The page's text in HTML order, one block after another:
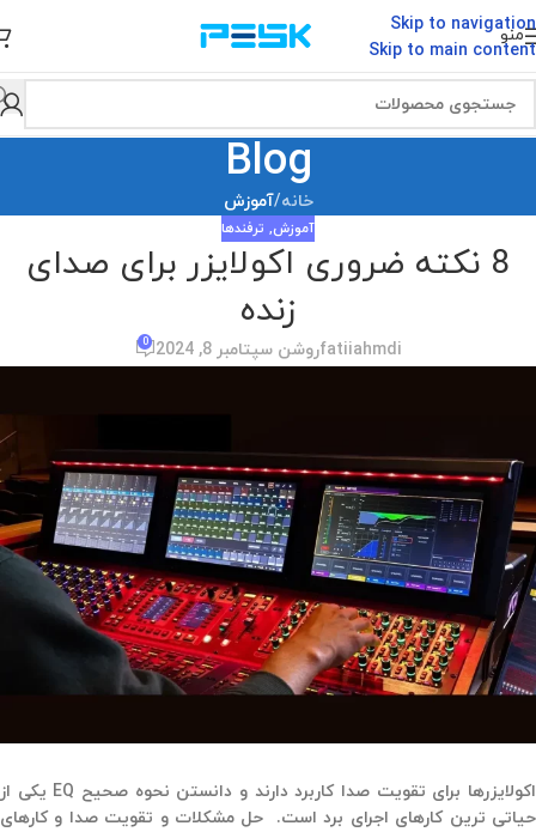
Skip to navigation
Skip to main content
منو
Blog
خانه/آموزش
آموزش, ترفندها
8 نکته ضروری اکولایزر برای صدای
زنده
fatiiahmdiروشن سپتامبر 8, 2024 0
اکولایزرها برای تقویت صدا کاربرد دارند و دانستن نحوه صحیح EQ یکی از
حیاتی ترین کارهای اجرای برد است. حل مشکلات و تقویت صدا و کارهای